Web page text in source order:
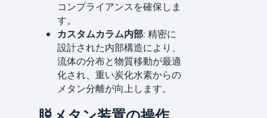
コンプライアンスを確保しま
す。
カスタムカラム内部: 精密に
設計された内部構造により、
流体の分布と物質移動が最適
化され、重い炭化水素からの
メタン分離が向上します。